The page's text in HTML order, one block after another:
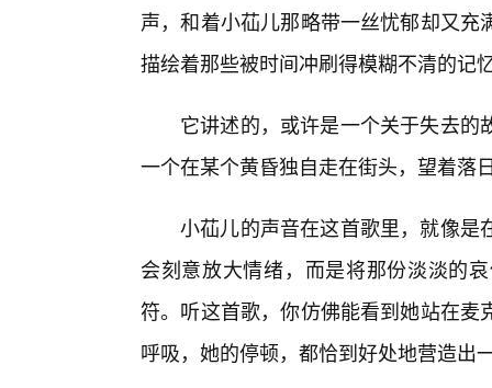
声，和着小苮儿那略带一丝忧郁却又
描绘着那些被时间冲刷得模糊不清的记
它讲述的，或许是一个关于失去
一个在某个黄昏独自走在街头，望着落
小苮儿的声音在这首歌里，就像是
会刻意放大情绪，而是将那份淡淡的
符。听这首歌，你仿佛能看到她站在
呼吸，她的停顿，都恰到好处地营造出